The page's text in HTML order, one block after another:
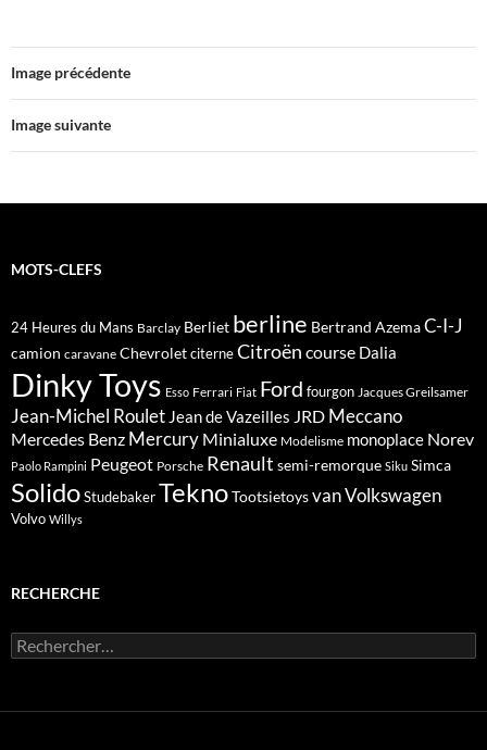
Image précédente
Image suivante
MOTS-CLEFS
24 Heures du Mans Barclay Berliet berline Bertrand AzemaC-I-J
camion caravane ChevroletciterneCitroën course Dalia
Dinky Toys Esso Ferrari Fiat Ford fourgon Jacques Greilsamer
Jean-Michel Roulet Jean de Vazeilles JRD Meccano
Mercedes Benz Mercury Minialuxe Modelisme monoplace Norev
Paolo Rampini Peugeot Porsche Renault semi-remorque Siku Simca
SolidoStudebakerTeknoTootsietoysvanVolkswagen
Volvo Willys
RECHERCHE
Rechercher :